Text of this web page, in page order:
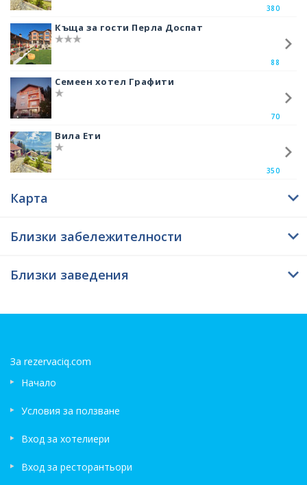
380
Къща за гости Перла Доспат
88
Семеен хотел Графити
70
Вила Ети
350
Карта
Близки забележителности
Близки заведения
За rezervaciq.com
Начало
Условия за ползване
Вход за хотелиери
Вход за ресторантьори